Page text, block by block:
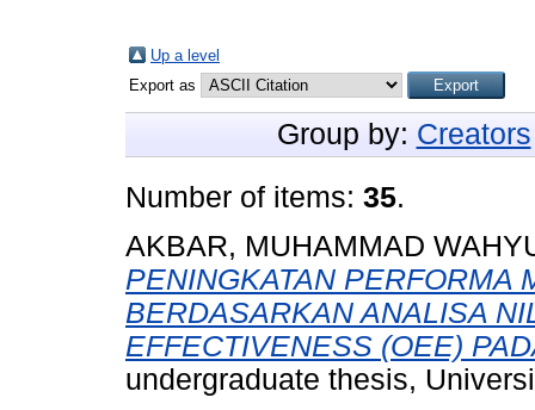
Up a level
Export as
Group by: Creators
Number of items: 35.
AKBAR, MUHAMMAD
PENINGKATAN PERFORMA
BERDASARKAN ANALISA
EFFECTIVENESS (OEE)
undergraduate thesis,